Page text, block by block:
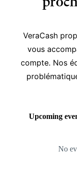
VeraCash
vous
compte. Nos